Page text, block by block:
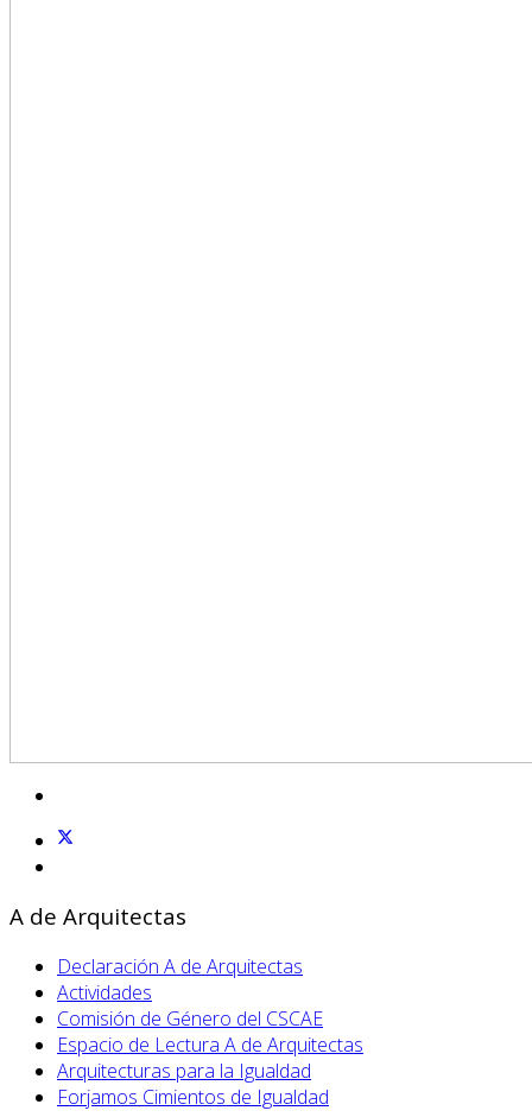
A de Arquitectas
Declaración A de Arquitectas
Actividades
Comisión de Género del CSCAE
Espacio de Lectura A de Arquitectas
Arquitecturas para la Igualdad
Forjamos Cimientos de Igualdad